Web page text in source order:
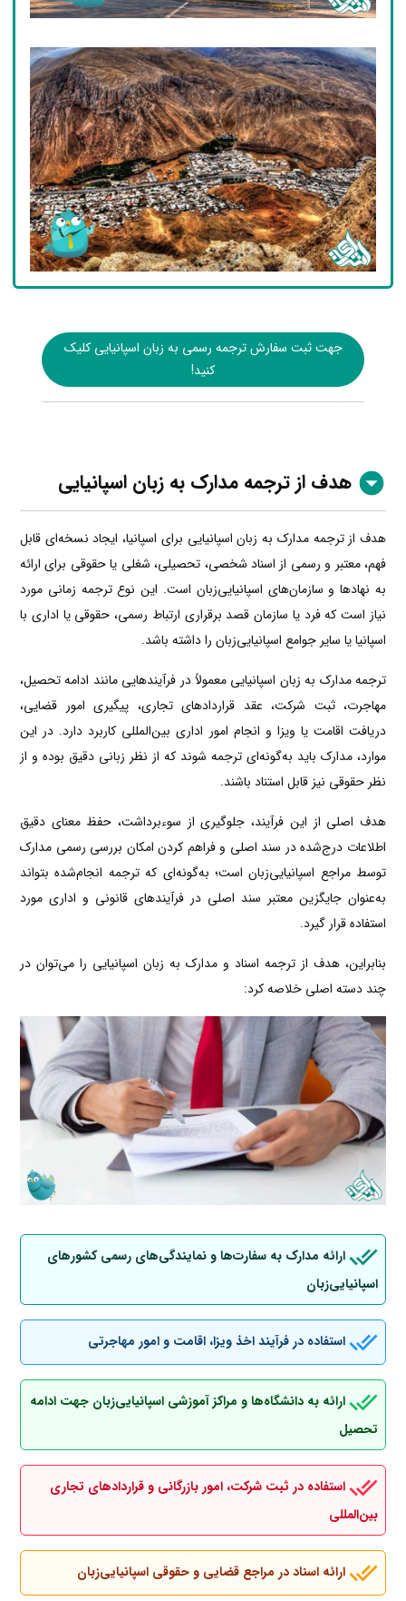
جهت ثبت سفارش ترجمه رسمی به زبان اسپانیایی کلیک
کنید!
هدف از ترجمه مدارک به زبان اسپانیایی
هدف از ترجمه مدارک به زبان اسپانیایی برای اسپانیا، ایجاد نسخه‌ای قابل
فهم، معتبر و رسمی از اسناد شخصی، تحصیلی، شغلی یا حقوقی برای ارائه
به نهادها و سازمان‌های اسپانیایی‌زبان است. این نوع ترجمه زمانی مورد
نیاز است که فرد یا سازمان قصد برقراری ارتباط رسمی، حقوقی یا اداری با
اسپانیا یا سایر جوامع اسپانیایی‌زبان را داشته باشد.
ترجمه مدارک به زبان اسپانیایی معمولاً در فرآیندهایی مانند ادامه تحصیل،
مهاجرت، ثبت شرکت، عقد قراردادهای تجاری، پیگیری امور قضایی،
دریافت اقامت یا ویزا و انجام امور اداری بین‌المللی کاربرد دارد. در این
موارد، مدارک باید به‌گونه‌ای ترجمه شوند که از نظر زبانی دقیق بوده و از
نظر حقوقی نیز قابل استناد باشند.
هدف اصلی از این فرآیند، جلوگیری از سوءبرداشت، حفظ معنای دقیق
اطلاعات درج‌شده در سند اصلی و فراهم کردن امکان بررسی رسمی مدارک
توسط مراجع اسپانیایی‌زبان است؛ به‌گونه‌ای که ترجمه انجام‌شده بتواند
به‌عنوان جایگزین معتبر سند اصلی در فرآیندهای قانونی و اداری مورد
استفاده قرار گیرد.
بنابراین، هدف از ترجمه اسناد و مدارک به زبان اسپانیایی را می‌توان در
چند دسته اصلی خلاصه کرد:
ارائه مدارک به سفارت‌ها و نمایندگی‌های رسمی کشورهای
اسپانیایی‌زبان
استفاده در فرآیند اخذ ویزا، اقامت و امور مهاجرتی
ارائه به دانشگاه‌ها و مراکز آموزشی اسپانیایی‌زبان جهت ادامه
تحصیل
استفاده در ثبت شرکت، امور بازرگانی و قراردادهای تجاری
بین‌المللی
ارائه اسناد در مراجع قضایی و حقوقی اسپانیایی‌زبان